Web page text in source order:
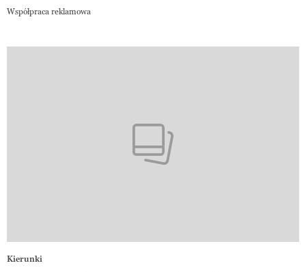
Współpraca reklamowa
Kierunki